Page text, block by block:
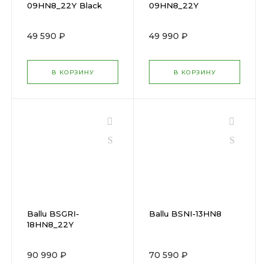
09HN8_22Y Black
49 590 ₽
В КОРЗИНУ
09HN8_22Y
49 990 ₽
В КОРЗИНУ
Ballu BSGRI-
18HN8_22Y
90 990 ₽
Ballu BSNI-13HN8
70 590 ₽